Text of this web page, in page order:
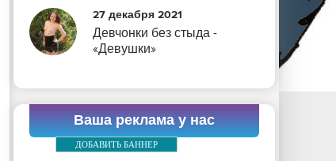
27 декабря 2021
Девчонки без стыда -
«Девушки»
Ваша реклама у нас
ДОБАВИТЬ БАННЕР